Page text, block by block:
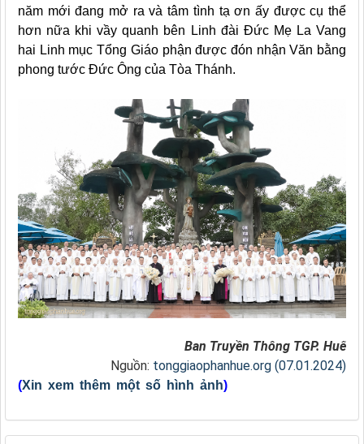
năm mới đang mở ra và tâm tình tạ ơn ấy được cụ thể
hơn nữa khi vầy quanh bên Linh đài Đức Mẹ La Vang
hai Linh mục Tổng Giáo phận được đón nhận Văn bằng
phong tước Đức Ông của Tòa Thánh.
Ban Truyền Thông TGP. Huế
Nguồn: tonggiaophanhue.org (07.01.2024)
(Xin xem thêm một số hình ảnh)